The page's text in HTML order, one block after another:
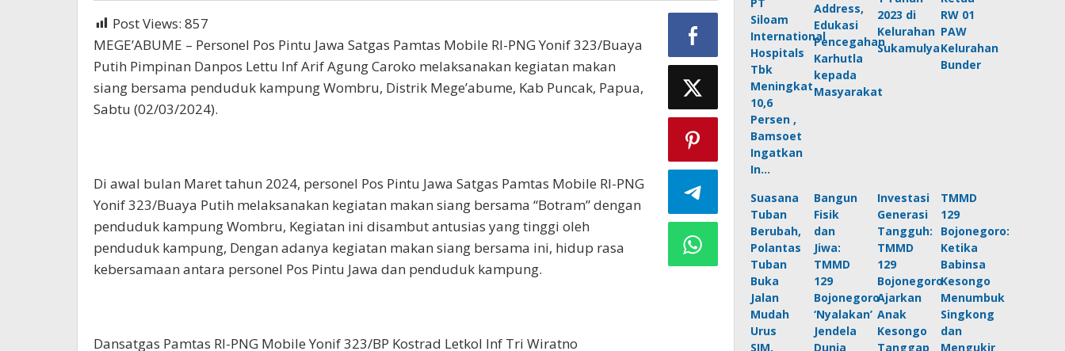
Post Views: 857
MEGE’ABUME – Personel Pos Pintu Jawa Satgas Pamtas Mobile RI-PNG Yonif 323/Buaya
Putih Pimpinan Danpos Lettu Inf Arif Agung Caroko melaksanakan kegiatan makan
siang bersama penduduk kampung Wombru, Distrik Mege’abume, Kab Puncak, Papua,
Sabtu (02/03/2024).
Di awal bulan Maret tahun 2024, personel Pos Pintu Jawa Satgas Pamtas Mobile RI-PNG
Yonif 323/Buaya Putih melaksanakan kegiatan makan siang bersama “Botram” dengan
penduduk kampung Wombru, Kegiatan ini disambut antusias yang tinggi oleh
penduduk kampung, Dengan adanya kegiatan makan siang bersama ini, hidup rasa
kebersamaan antara personel Pos Pintu Jawa dan penduduk kampung.
Dansatgas Pamtas RI-PNG Mobile Yonif 323/BP Kostrad Letkol Inf Tri Wiratno
Siloam
International
Hospitals
Tbk
Meningkat
10,6
Persen ,
Bamsoet
Ingatkan
In…
Address,
Edukasi
Pencegahan
Karhutla
kepada
Masyarakat
2023 di
Kelurahan
Sukamulya
RW 01
PAW
Kelurahan
Bunder
Suasana
Tuban
Berubah,
Polantas
Tuban
Buka
Jalan
Mudah
Urus
SIM,
Bangun
Fisik
dan
Jiwa:
TMMD
129
Bojonegoro
‘Nyalakan’
Jendela
Dunia
Investasi
Generasi
Tangguh:
TMMD
129
Bojonegoro
Ajarkan
Anak
Kesongo
Tanggap
TMMD
129
Bojonegoro:
Ketika
Babinsa
Kesongo
Menumbuk
Singkong
dan
Mengukir